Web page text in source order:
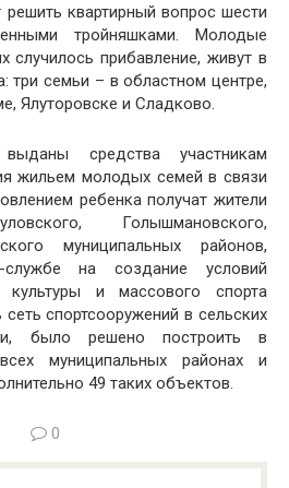
решить квартирный вопрос шести
тройняшками. Молодые
случилось прибавление, живут в
три семьи – в областном центре,
Ялуторовске и Сладково.
средства участникам
жильем молодых семей в связи
ребенка получат жители
Голышмановского,
муниципальных районов,
службе на создание условий
культуры и массового спорта
спортсооружений в сельских
было решено построить в
муниципальных районах и
49 таких объектов.
0